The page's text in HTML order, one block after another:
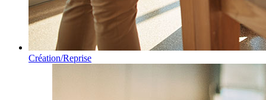
Création/Reprise